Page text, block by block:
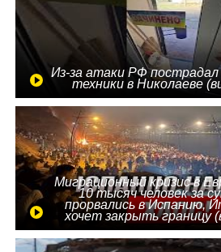
Из-за атаки РФ пострадал
техники в Николаеве
Миграционный кризис в
10 тысяч человек за
прорвались в Испанию,
хочет закрыть границу